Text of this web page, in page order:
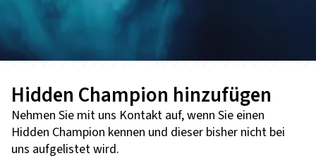
Hidden Champion hinzufügen
Nehmen Sie mit uns Kontakt auf, wenn Sie einen
Hidden Champion kennen und dieser bisher nicht bei
uns aufgelistet wird.